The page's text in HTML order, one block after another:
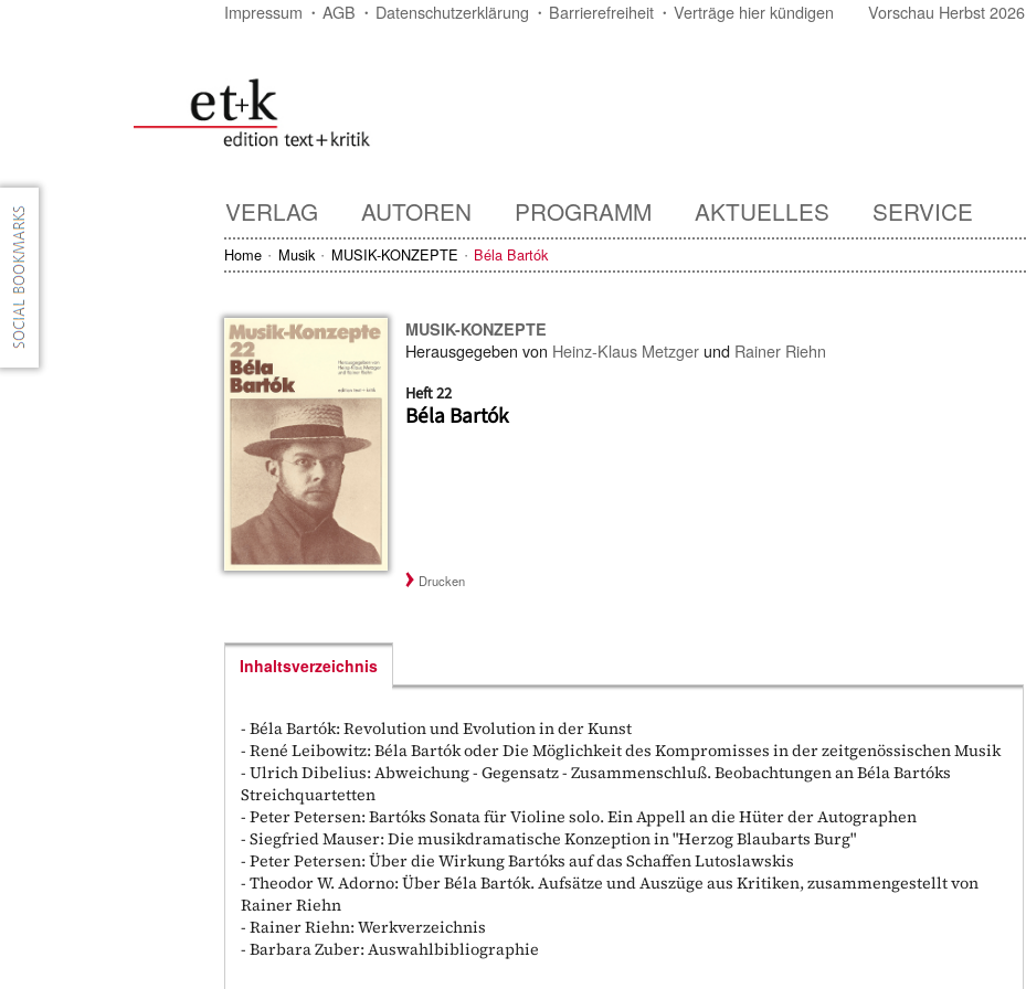
Impressum AGB Datenschutzerklärung Barrierefreiheit Verträge hier kündigen Vorschau Herbst 2026
VERLAG AUTOREN PROGRAMM AKTUELLES SERVICE
Home Musik MUSIK-KONZEPTE Béla Bartók
MUSIK-KONZEPTE
Herausgegeben von Heinz-Klaus Metzger und Rainer Riehn
Heft 22
Béla Bartók
Drucken
Inhaltsverzeichnis
- Béla Bartók: Revolution und Evolution in der Kunst
- René Leibowitz: Béla Bartók oder Die Möglichkeit des Kompromisses in der zeitgenössischen Musik
- Ulrich Dibelius: Abweichung - Gegensatz - Zusammenschluß. Beobachtungen an Béla Bartóks
Streichquartetten
- Peter Petersen: Bartóks Sonata für Violine solo. Ein Appell an die Hüter der Autographen
- Siegfried Mauser: Die musikdramatische Konzeption in "Herzog Blaubarts Burg"
- Peter Petersen: Über die Wirkung Bartóks auf das Schaffen Lutoslawskis
- Theodor W. Adorno: Über Béla Bartók. Aufsätze und Auszüge aus Kritiken, zusammengestellt von
Rainer Riehn
- Rainer Riehn: Werkverzeichnis
- Barbara Zuber: Auswahlbibliographie